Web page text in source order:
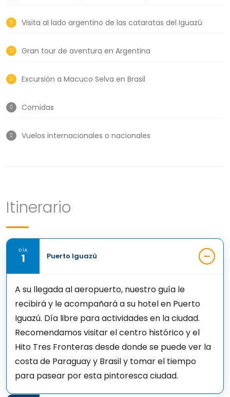
Visita al lado argentino de las cataratas del Iguazú
Gran tour de aventura en Argentina
Excursión a Macuco Selva en Brasil
Comidas
Vuelos internacionales o nacionales
Itinerario
DÍA
1 Puerto Iguazú
A su llegada al aeropuerto, nuestro guía le
recibirá y le acompañará a su hotel en Puerto
Iguazú. Día libre para actividades en la ciudad.
Recomendamos visitar el centro histórico y el
Hito Tres Fronteras desde donde se puede ver la
costa de Paraguay y Brasil y tomar el tiempo
para pasear por esta pintoresca ciudad.